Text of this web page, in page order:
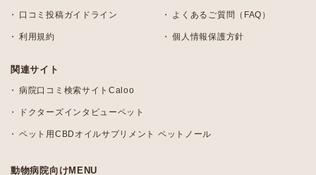
口コミ投稿ガイドライン よくあるご質問（FAQ）
利用規約 個人情報保護方針
関連サイト
病院口コミ検索サイトCaloo
ドクターズインタビューペット
ペット用CBDオイルサプリメント ペットノール
動物病院向けMENU